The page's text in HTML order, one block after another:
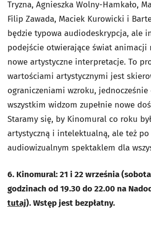
Tryzna, Agnieszka Wolny-Hamkało,
Filip Zawada, Maciek Kurowicki i
będzie typowa audiodeskrypcja, ale
podejście otwierające świat animacji
nowe artystyczne interpretacje. To
wartościami artystycznymi jest
ograniczeniami wzroku,
wszystkim widzom zupełnie nowe
Staramy się, by Kinomural co roku
artystyczną i intelektualną, ale też
audiowizualnym spektaklem dla
6. Kinomural: 21 i 22 września
godzinach od 19.30 do 22.00 na
tutaj). Wstęp jest bezpłatny.